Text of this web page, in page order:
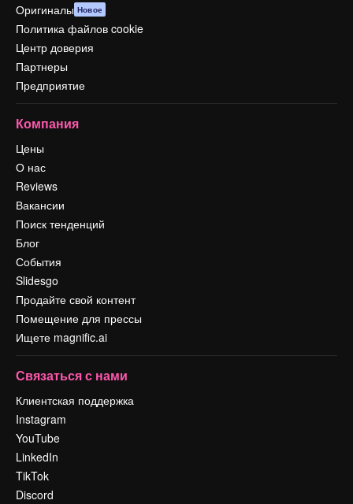
Оригиналы Новое
Политика файлов cookie
Центр доверия
Партнеры
Предприятие
Компания
Цены
О нас
Reviews
Вакансии
Поиск тенденций
Блог
События
Slidesgo
Продайте свой контент
Помещение для прессы
Ищете magnific.ai
Связаться с нами
Клиентская поддержка
Instagram
YouTube
LinkedIn
TikTok
Discord